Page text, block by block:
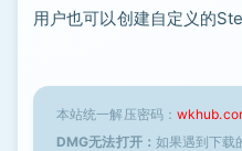
用户也可以创建自定义的
本站统一解压密码：
DMG无法打开： 如果遇到下载